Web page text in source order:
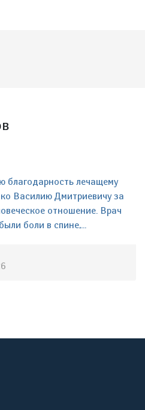
благодарность лечащему
Василию Дмитриевичу за
отношение. Врач
боли в спине,...